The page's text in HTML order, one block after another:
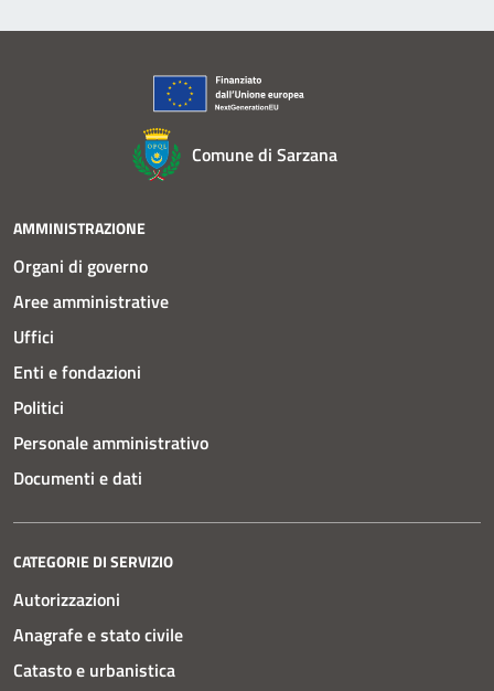
Comune di Sarzana
AMMINISTRAZIONE
Organi di governo
Aree amministrative
Uffici
Enti e fondazioni
Politici
Personale amministrativo
Documenti e dati
CATEGORIE DI SERVIZIO
Autorizzazioni
Anagrafe e stato civile
Catasto e urbanistica